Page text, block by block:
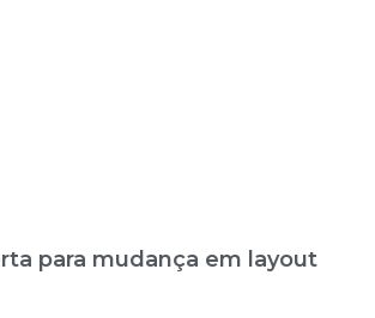
para mudança em layout